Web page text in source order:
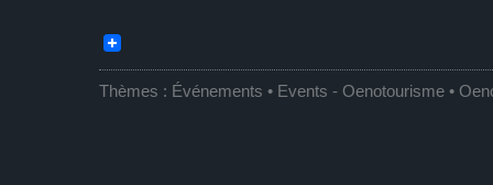
Thèmes : Événements • Events - Oenotourisme •